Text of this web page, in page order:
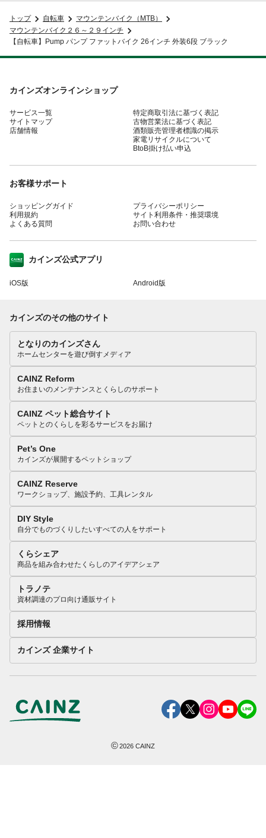
トップ 自転車
マウンテンバイク（MTB）
マウンテンバイク２６～２９インチ
【自転車】Pump パンプ ファットバイク 26インチ 外装6段 ブラック
カインズオンラインショップ
サービス一覧
サイトマップ
店舗情報
特定商取引法に基づく表記
古物営業法に基づく表記
酒類販売管理者標識の掲示
家電リサイクルについて
BtoB掛け払い申込
お客様サポート
ショッピングガイド
利用規約
よくある質問
プライバシーポリシー
サイト利用条件・推奨環境
お問い合わせ
カインズ公式アプリ
iOS版 Android版
カインズのその他のサイト
となりのカインズさん
ホームセンターを遊び倒すメディア
CAINZ Reform
お住まいのメンテナンスとくらしのサポート
CAINZ ペット総合サイト
ペットとのくらしを彩るサービスをお届け
Pet’s One
カインズが展開するペットショップ
CAINZ Reserve
ワークショップ、施設予約、工具レンタル
DIY Style
自分でものづくりしたいすべての人をサポート
くらシェア
商品を組み合わせたくらしのアイデアシェア
トラノテ
資材調達のプロ向け通販サイト
採用情報
カインズ 企業サイト
©2026 CAINZ